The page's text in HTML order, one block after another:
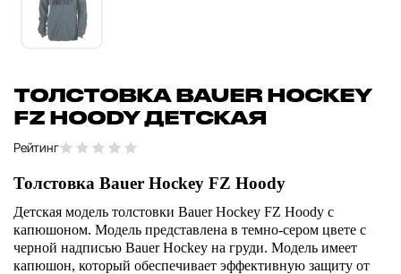
ТОЛСТОВКА BAUER HOCKEY
FZ HOODY ДЕТСКАЯ
Рейтинг
Толстовка Bauer Hockey FZ Hoody
Детская модель толстовки Bauer Hockey FZ Hoody с
капюшоном. Модель представлена в темно-сером цвете с
черной надписью Bauer Hockey на груди. Модель имеет
капюшон, который обеспечивает эффективную защиту от